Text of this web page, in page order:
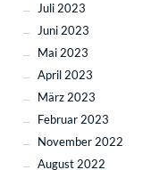
Juli 2023
Juni 2023
Mai 2023
April 2023
März 2023
Februar 2023
November 2022
August 2022